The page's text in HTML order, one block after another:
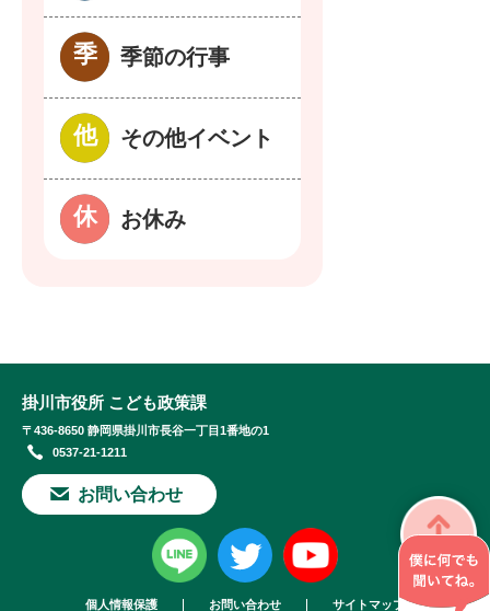
季節の行事
その他イベント
お休み
掛川市役所 こども政策課
〒436-8650 静岡県掛川市長谷一丁目1番地の1
0537-21-1211
お問い合わせ
個人情報保護 お問い合わせ サイトマップ